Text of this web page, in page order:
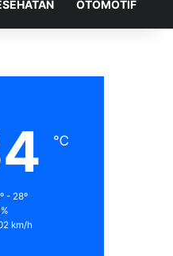
OTOMOTIF
℃
- 28º
km/h